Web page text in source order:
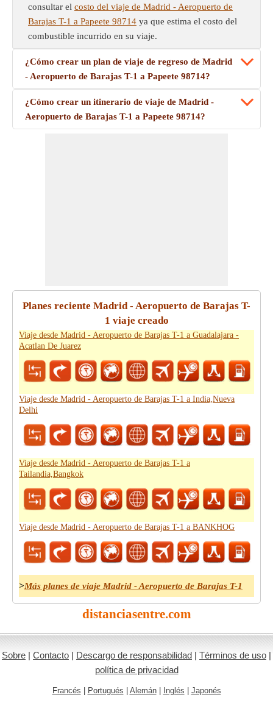
consultar el costo del viaje de Madrid - Aeropuerto de
Barajas T-1 a Papeete 98714 ya que estima el costo del
combustible incurrido en su viaje.
¿Cómo crear un plan de viaje de regreso de Madrid
- Aeropuerto de Barajas T-1 a Papeete 98714?
¿Cómo crear un itinerario de viaje de Madrid -
Aeropuerto de Barajas T-1 a Papeete 98714?
Planes reciente Madrid - Aeropuerto de Barajas T-
1 viaje creado
Viaje desde Madrid - Aeropuerto de Barajas T-1 a Guadalajara -
Acatlan De Juarez
Viaje desde Madrid - Aeropuerto de Barajas T-1 a India,Nueva
Delhi
Viaje desde Madrid - Aeropuerto de Barajas T-1 a
Tailandia,Bangkok
Viaje desde Madrid - Aeropuerto de Barajas T-1 a BANKHOG
>Más planes de viaje Madrid - Aeropuerto de Barajas T-1
distanciasentre.com
Sobre | Contacto | Descargo de responsabilidad | Términos de uso |
política de privacidad
Francés Portugués Alemán| Inglés Japonés